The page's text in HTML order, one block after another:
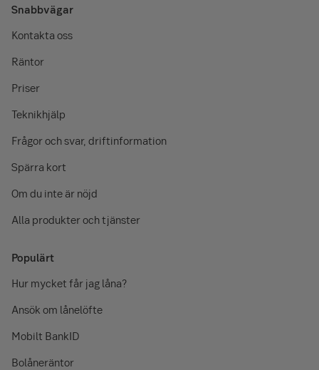
Snabbvägar
Kontakta oss
Räntor
Priser
Teknikhjälp
Frågor och svar, driftinformation
Spärra kort
Om du inte är nöjd
Alla produkter och tjänster
Populärt
Hur mycket får jag låna?
Ansök om lånelöfte
Mobilt BankID
Bolåneräntor